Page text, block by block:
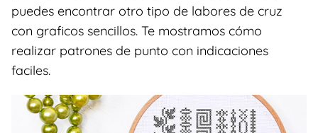
puedes encontrar otro tipo de labores de cruz
con graficos sencillos. Te mostramos cómo
realizar patrones de punto con indicaciones
faciles.